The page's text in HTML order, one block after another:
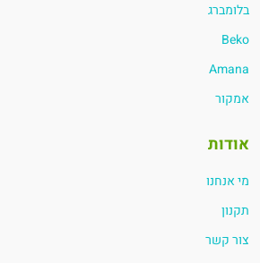
בלומברג
Beko
Amana
אמקור
אודות
מי אנחנו
תקנון
צור קשר